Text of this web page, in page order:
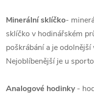
Minerální sklíčko-
sklíčko v hodinářském
poškrábání a je
Nejoblíbenější je u
Analogové hodinky-